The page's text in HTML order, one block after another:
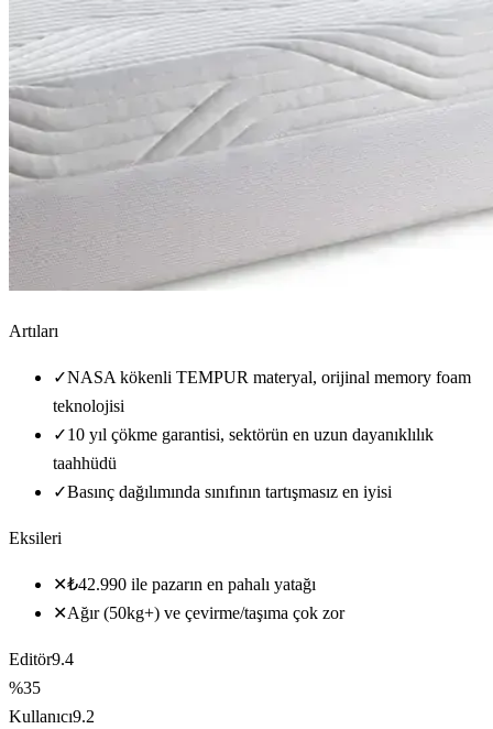
Artıları
✓NASA kökenli TEMPUR materyal, orijinal memory foam
teknolojisi
✓10 yıl çökme garantisi, sektörün en uzun dayanıklılık
taahhüdü
✓Basınç dağılımında sınıfının tartışmasız en iyisi
Eksileri
✕₺42.990 ile pazarın en pahalı yatağı
✕Ağır (50kg+) ve çevirme/taşıma çok zor
Editör9.4
%35
Kullanıcı9.2